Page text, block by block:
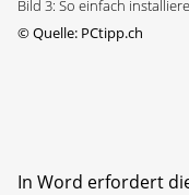
Bild 3: So einfach
©Quelle: PCtipp.ch
In Word erfordert